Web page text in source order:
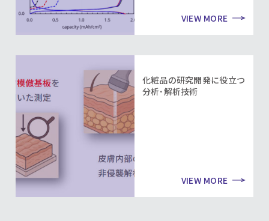
VIEW MORE
化粧品の研究開発に役立つ
分析･解析技術
VIEW MORE